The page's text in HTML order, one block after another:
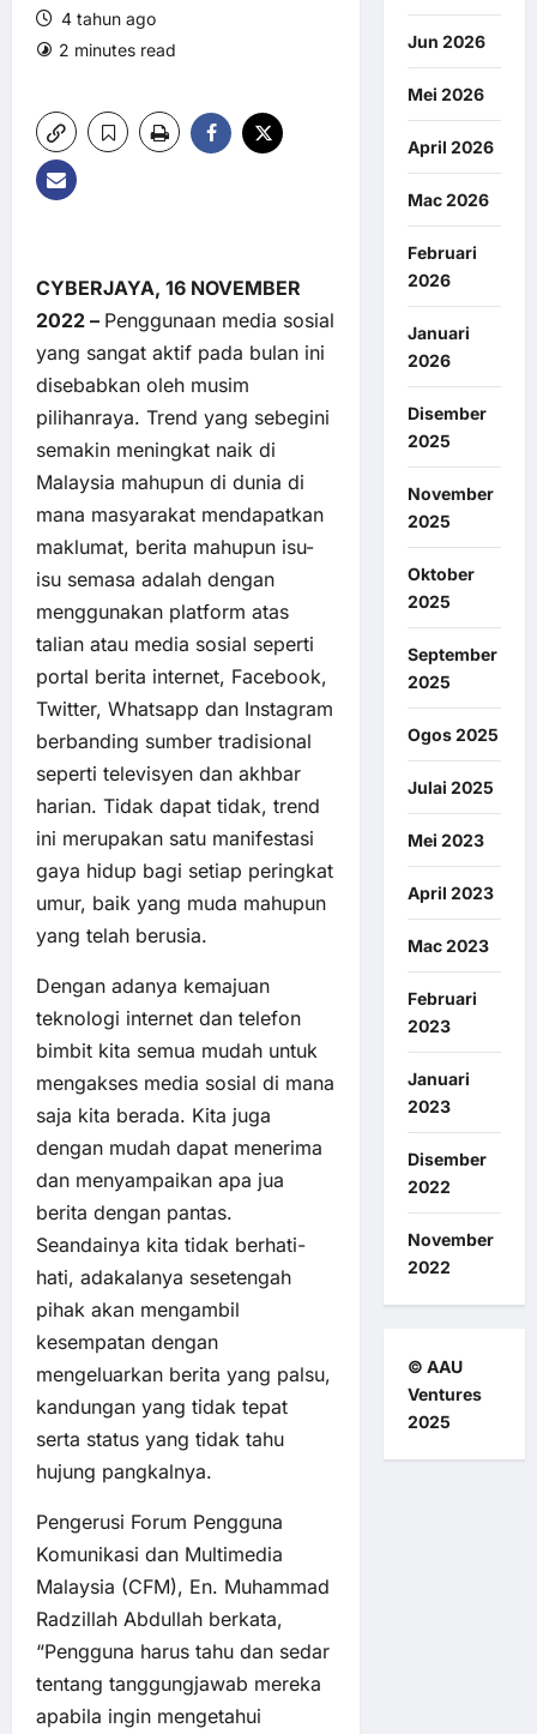
4 tahun ago
2 minutes read
CYBERJAYA, 16 NOVEMBER
2022 – Penggunaan media sosial
yang sangat aktif pada bulan ini
disebabkan oleh musim
pilihanraya. Trend yang sebegini
semakin meningkat naik di
Malaysia mahupun di dunia di
mana masyarakat mendapatkan
maklumat, berita mahupun isu-
isu semasa adalah dengan
menggunakan platform atas
talian atau media sosial seperti
portal berita internet, Facebook,
Twitter, Whatsapp dan Instagram
berbanding sumber tradisional
seperti televisyen dan akhbar
harian. Tidak dapat tidak, trend
ini merupakan satu manifestasi
gaya hidup bagi setiap peringkat
umur, baik yang muda mahupun
yang telah berusia.
Dengan adanya kemajuan
teknologi internet dan telefon
bimbit kita semua mudah untuk
mengakses media sosial di mana
saja kita berada. Kita juga
dengan mudah dapat menerima
dan menyampaikan apa jua
berita dengan pantas.
Seandainya kita tidak berhati-
hati, adakalanya sesetengah
pihak akan mengambil
kesempatan dengan
mengeluarkan berita yang palsu,
kandungan yang tidak tepat
serta status yang tidak tahu
hujung pangkalnya.
Pengerusi Forum Pengguna
Komunikasi dan Multimedia
Malaysia (CFM), En. Muhammad
Radzillah Abdullah berkata,
“Pengguna harus tahu dan sedar
tentang tanggungjawab mereka
apabila ingin mengetahui
Jun 2026
Mei 2026
April 2026
Mac 2026
Februari
2026
Januari
2026
Disember
2025
November
2025
Oktober
2025
September
2025
Ogos 2025
Julai 2025
Mei 2023
April 2023
Mac 2023
Februari
2023
Januari
2023
Disember
2022
November
2022
© AAU
Ventures
2025